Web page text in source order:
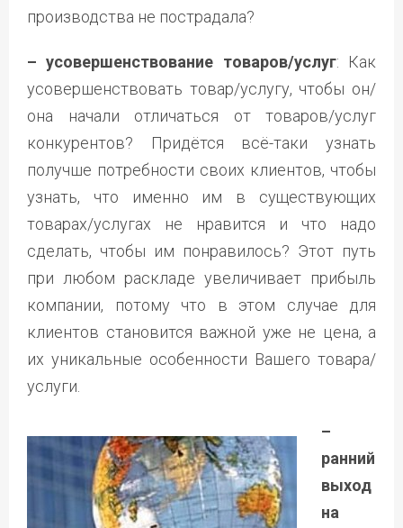
производства не пострадала?
– усовершенствование товаров/услуг: Как
усовершенствовать товар/услугу, чтобы он/
она начали отличаться от товаров/услуг
конкурентов? Придётся всё-таки узнать
получше потребности своих клиентов, чтобы
узнать, что именно им в существующих
товарах/услугах не нравится и что надо
сделать, чтобы им понравилось? Этот путь
при любом раскладе увеличивает прибыль
компании, потому что в этом случае для
клиентов становится важной уже не цена, а
их уникальные особенности Вашего товара/
услуги.
–
ранний
выход
на